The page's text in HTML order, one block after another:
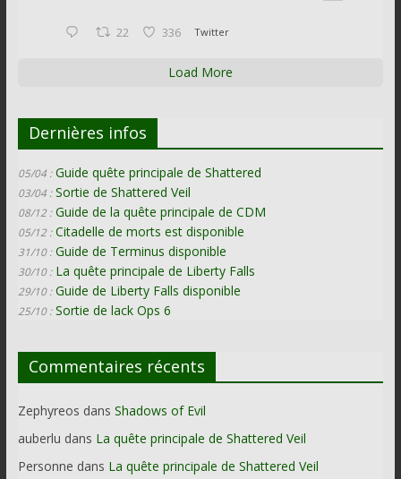
22 336 Twitter
Load More
Dernières infos
05/04 : Guide quête principale de Shattered
03/04 : Sortie de Shattered Veil
08/12 : Guide de la quête principale de CDM
05/12 : Citadelle de morts est disponible
31/10 : Guide de Terminus disponible
30/10 : La quête principale de Liberty Falls
29/10 : Guide de Liberty Falls disponible
25/10 : Sortie de lack Ops 6
Commentaires récents
Zephyreos dans Shadows of Evil
auberlu dans La quête principale de Shattered Veil
Personne dans La quête principale de Shattered Veil